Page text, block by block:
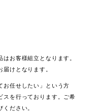
お客様組立となります。
けとなります。
お任せしたい」という方
スを行っております。ご希
ださい。